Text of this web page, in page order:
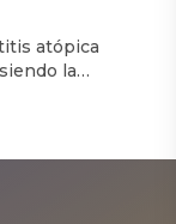
atópica
la
a